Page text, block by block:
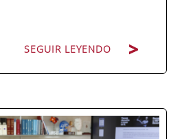
SEGUIR LEYENDO
2026 de ENAE Business
en una de las más